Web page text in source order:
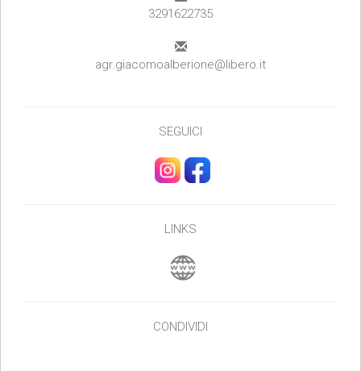
3291622735
agr.giacomoalberione@libero.it
SEGUICI
LINKS
CONDIVIDI